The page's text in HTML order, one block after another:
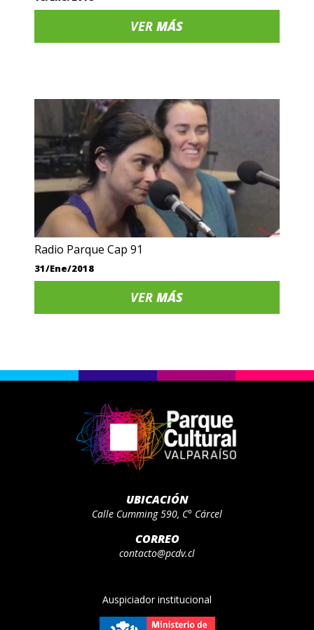
VERMÁS
Radio Parque Cap 91
31/Ene/2018
VERMÁS
UBICACIÓN
Calle Cumming 590, C° Cárcel
CORREO
contacto@pcdv.cl
Auspiciador institucional